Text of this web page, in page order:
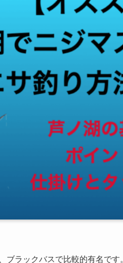
ラックバスで比較的有名です。